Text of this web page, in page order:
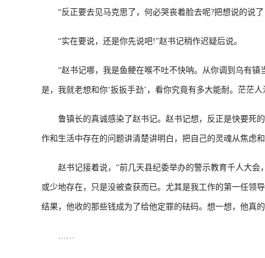
“反正要去见马克思了，何必哭丧着脸去呢?把想说的说了
“实在要说，还是你先说吧!”赵书记稍作迟疑后说。
“赵书记哪，我是鱼鲠在喉不吐不快呐。从你调到乌有镇
是，我就老想和你‘扳扳手劲’，看你究竟有多大能耐。茫
鲁镇长的真诚感染了赵书记。赵书记想，反正是快要死的
作和生活中存在的问题讲清楚讲明白，把自己的灵魂从焦虑
赵书记接着说，“前几天县纪委举办的警示教育千人大会
或少地存在，只是没被查获而已。尤其是我工作的第一任领
结果，他收的那些钱成为了给他定罪的砝码。想一想，他真
……